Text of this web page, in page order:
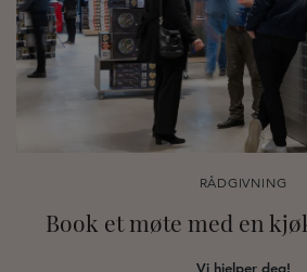
RÅDGIVNING
Book et møte med en
Vi hjelper deg!